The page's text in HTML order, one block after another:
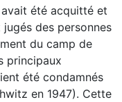
été acquitté et
du camp de
principaux
été condamnés
en 1947). Cette